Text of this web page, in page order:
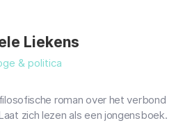
Liekens
& politica
roman over het verbond
zich lezen als een jongensboek.